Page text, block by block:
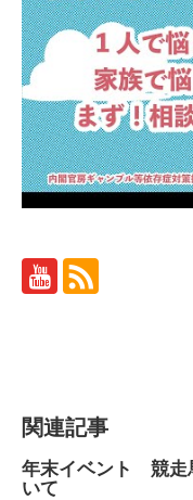
関連記事
年末イベント 競走
いて